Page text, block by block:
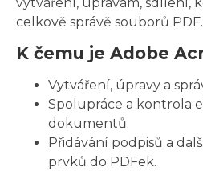
celkově správě souborů PDF.
K čemu je Adobe
Vytváření, úpravy a
Spolupráce a kontrola
dokumentů.
Přidávání podpisů a
prvků do PDFek.